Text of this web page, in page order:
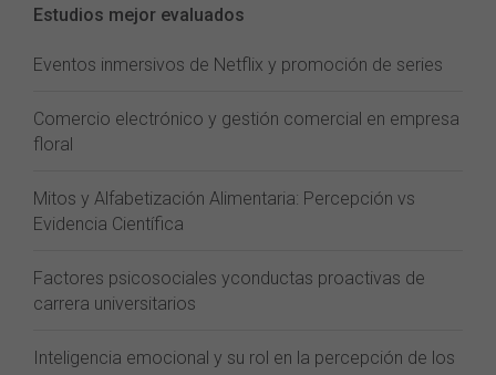
Estudios mejor evaluados
Eventos inmersivos de Netflix y promoción de series
Comercio electrónico y gestión comercial en empresa
floral
Mitos y Alfabetización Alimentaria: Percepción vs
Evidencia Científica
Factores psicosociales yconductas proactivas de
carrera universitarios
Inteligencia emocional y su rol en la percepción de los